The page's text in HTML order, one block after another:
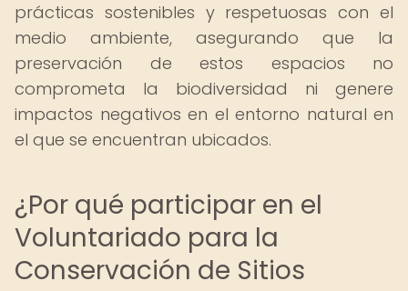
prácticas sostenibles y respetuosas con el
medio ambiente, asegurando que la
preservación de estos espacios no
comprometa la biodiversidad ni genere
impactos negativos en el entorno natural en
el que se encuentran ubicados.
¿Por qué participar en el
Voluntariado para la
Conservación de Sitios